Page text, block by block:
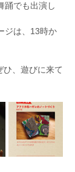
踊でも出演し
ジは、13時か
ひ、遊びに来て